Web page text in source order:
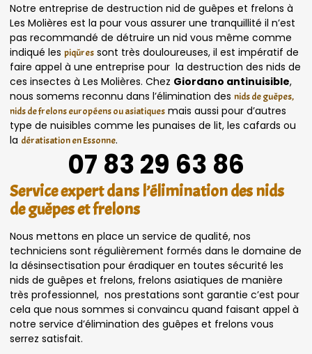
Notre entreprise de destruction nid de guêpes et frelons à
Les Molières est la pour vous assurer une tranquillité il n’est
pas recommandé de détruire un nid vous même comme
indiqué les piqûres sont très douloureuses, il est impératif de
faire appel à une entreprise pour la destruction des nids de
ces insectes à Les Molières. Chez Giordano antinuisible,
nous somems reconnu dans l’élimination des nids de guêpes,
nids de frelons européens ou asiatiques mais aussi pour d’autres
type de nuisibles comme les punaises de lit, les cafards ou
la dératisation en Essonne.
07 83 29 63 86
Service expert dans l’élimination des nids
de guêpes et frelons
Nous mettons en place un service de qualité, nos
techniciens sont régulièrement formés dans le domaine de
la désinsectisation pour éradiquer en toutes sécurité les
nids de guêpes et frelons, frelons asiatiques de manière
très professionnel, nos prestations sont garantie c’est pour
cela que nous sommes si convaincu quand faisant appel à
notre service d’élimination des guêpes et frelons vous
serrez satisfait.